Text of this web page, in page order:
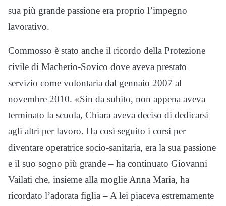
sua più grande passione era proprio l’impegno
lavorativo.
Commosso è stato anche il ricordo della Protezione
civile di Macherio-Sovico dove aveva prestato
servizio come volontaria dal gennaio 2007 al
novembre 2010. «Sin da subito, non appena aveva
terminato la scuola, Chiara aveva deciso di dedicarsi
agli altri per lavoro. Ha così seguito i corsi per
diventare operatrice socio-sanitaria, era la sua passione
e il suo sogno più grande – ha continuato Giovanni
Vailati che, insieme alla moglie Anna Maria, ha
ricordato l’adorata figlia – A lei piaceva estremamente